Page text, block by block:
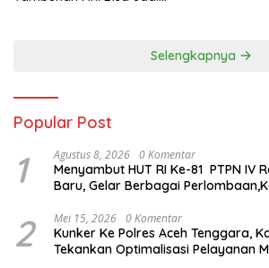
Selengkapnya
Popular Post
1 Agustus 8, 2026 0 Komentar
Menyambut HUT RI Ke-81 PTPN IV
Baru, Gelar Berbagai
2 Mei 15, 2026 0 Komentar
Kunker Ke Polres Aceh Tenggara,
Tekankan Optimalisasi Pelayanan